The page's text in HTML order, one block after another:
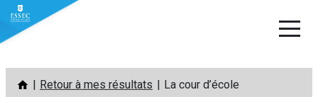
Aller
Retour à mes résultats La cour d’école